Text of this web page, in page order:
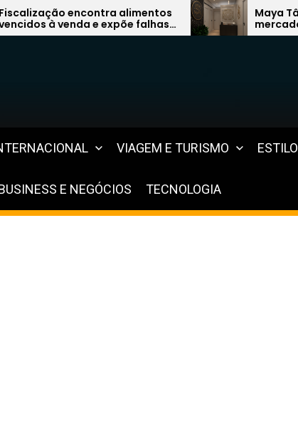
Maya Tântrica quer liderar
mercado de terapias com modelo
inovador
VIAGEM E TURISMO ESTILO
E NEGÓCIOS TECNOLOGIA